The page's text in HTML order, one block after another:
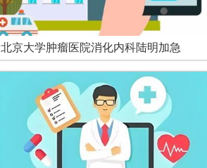
北京大学肿瘤医院消化内科陆明加急